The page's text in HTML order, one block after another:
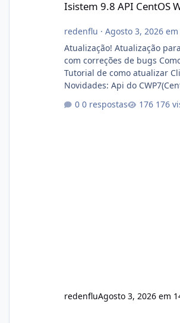
Isistem 9.8 API CentOS
redenflu · Agosto 3, 2026 em
Atualização! Atualização para a versão 9.8
com correções de bugs Como atualizar?
Tutorial de como atualizar
Novidades: Api do CWP7(CentOS Web Panel)
autorizado a usasr o isistem:
0 respostas 176
redenfluAgosto 3, 2026 em